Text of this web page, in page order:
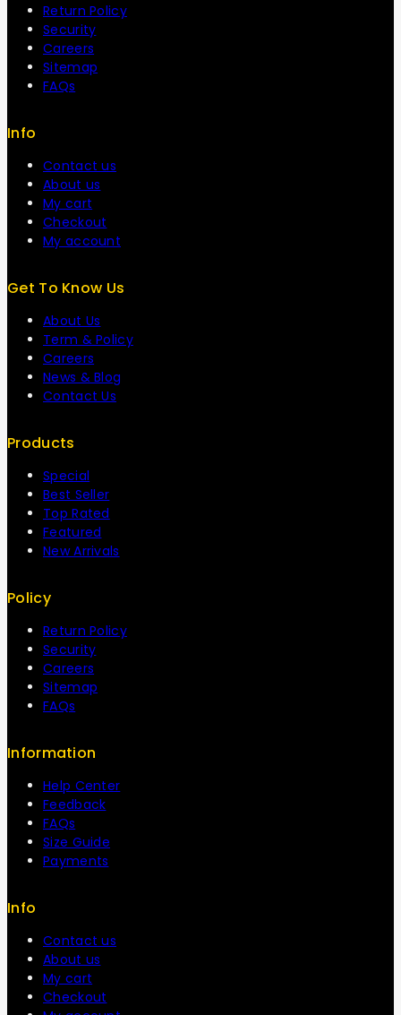
Return Policy
Security
Careers
Sitemap
FAQs
Info
Contact us
About us
My cart
Checkout
My account
Get To Know Us
About Us
Term & Policy
Careers
News & Blog
Contact Us
Products
Special
Best Seller
Top Rated
Featured
New Arrivals
Policy
Return Policy
Security
Careers
Sitemap
FAQs
Information
Help Center
Feedback
FAQs
Size Guide
Payments
Info
Contact us
About us
My cart
Checkout